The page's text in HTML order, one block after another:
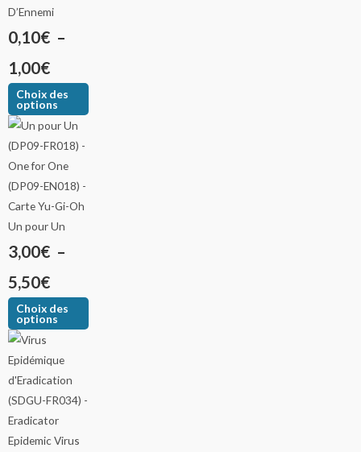
D’Ennemi
0,10€ –
1,00€
Choix des
options
Un pour Un
3,00€ –
5,50€
Choix des
options